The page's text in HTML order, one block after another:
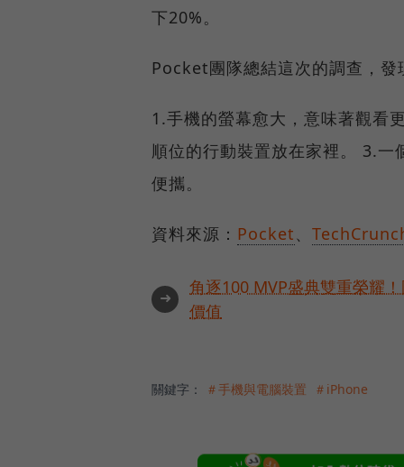
下20%。
Pocket團隊總結這次的調查，發
1.手機的螢幕愈大，意味著觀看
順位的行動裝置放在家裡。 3.一
便攜。
資料來源： Pocket、
➜
角逐100 MVP盛典雙重榮耀
價值
關鍵字： ＃手機與電腦裝置 ＃iPhone